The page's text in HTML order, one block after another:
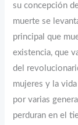
su concepción
muerte se
principal que
existencia, que
del
mujeres y la
por varias
perduran en el